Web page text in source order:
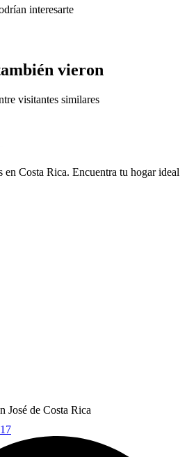
interesarte
vieron
visitantes similares
en Costa Rica. Encuentra tu hogar ideal
José de Costa Rica